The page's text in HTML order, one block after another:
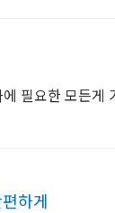
필요한 모든게
하게